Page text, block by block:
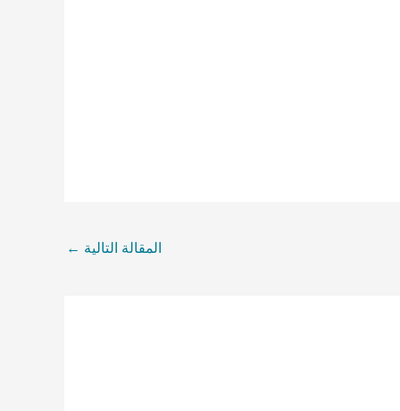
المقالة التالية ←